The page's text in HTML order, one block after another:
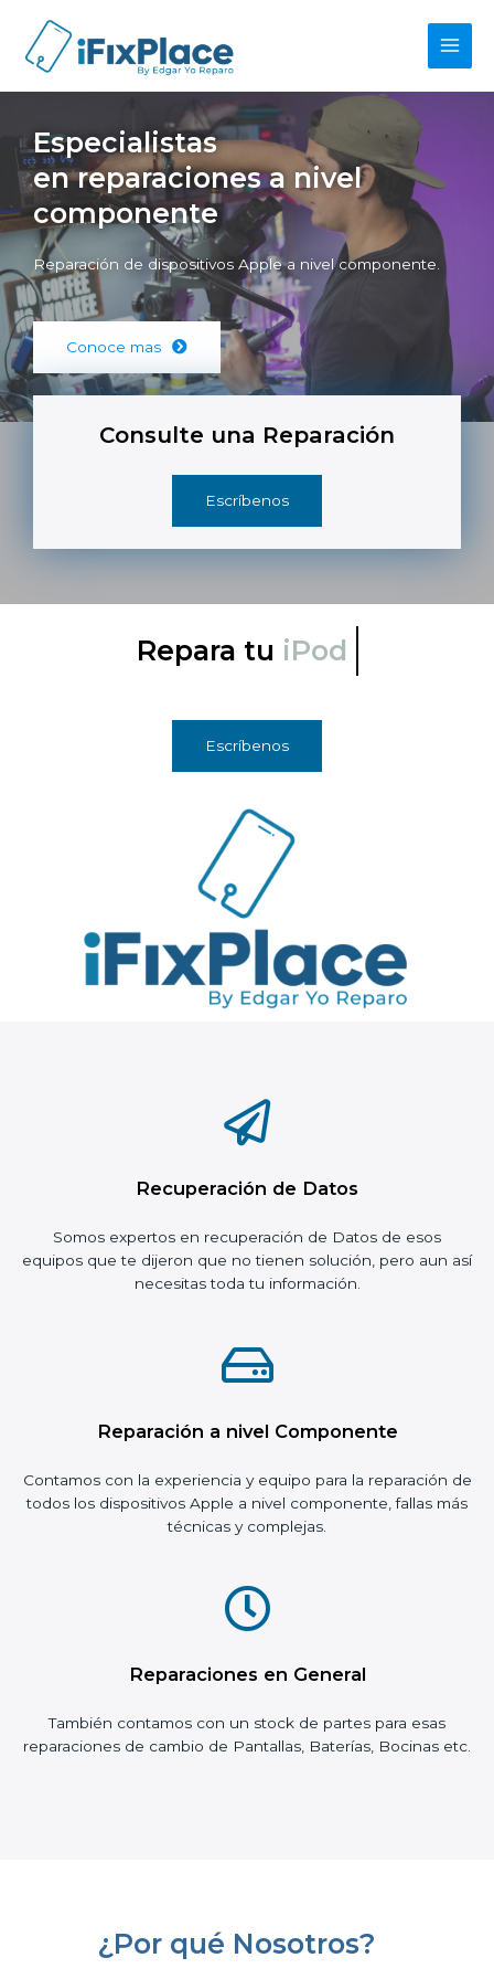
Especialistas
en reparaciones a nivel
componente
Reparación de dispositivos Apple a nivel componente.
Conoce mas
Consulte una Reparación
Escríbenos
Repara tu iPod
Escríbenos
Recuperación de Datos
Somos expertos en recuperación de Datos de esos
equipos que te dijeron que no tienen solución, pero aun así
necesitas toda tu información.
Reparación a nivel Componente
Contamos con la experiencia y equipo para la reparación de
todos los dispositivos Apple a nivel componente, fallas más
técnicas y complejas.
Reparaciones en General
También contamos con un stock de partes para esas
reparaciones de cambio de Pantallas, Baterías, Bocinas etc.
¿Por qué Nosotros?